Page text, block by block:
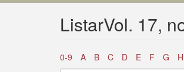
ListarVol. 17,
0-9 A B C D E F G H